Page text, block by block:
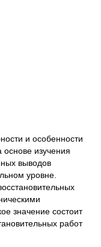
и особенности
изучения
выводов
уровне.
значение состоит
работ